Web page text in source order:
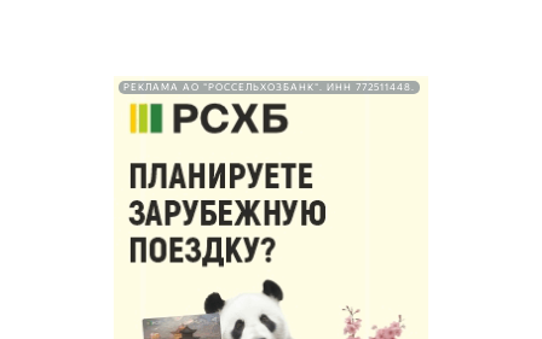
РЕКЛАМА АО "РОССЕЛЬХОЗБАНК". ИНН 772511448.